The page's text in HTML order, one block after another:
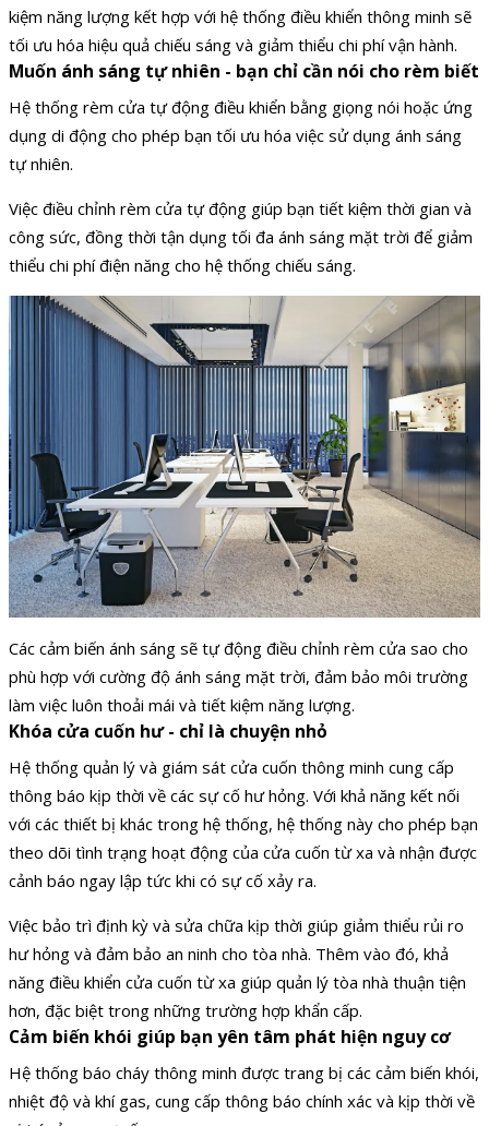
kiệm năng lượng kết hợp với hệ thống điều khiển thông minh sẽ
tối ưu hóa hiệu quả chiếu sáng và giảm thiểu chi phí vận hành.
Muốn ánh sáng tự nhiên - bạn chỉ cần nói cho rèm biết
Hệ thống rèm cửa tự động điều khiển bằng giọng nói hoặc ứng
dụng di động cho phép bạn tối ưu hóa việc sử dụng ánh sáng
tự nhiên.
Việc điều chỉnh rèm cửa tự động giúp bạn tiết kiệm thời gian và
công sức, đồng thời tận dụng tối đa ánh sáng mặt trời để giảm
thiểu chi phí điện năng cho hệ thống chiếu sáng.
Các cảm biến ánh sáng sẽ tự động điều chỉnh rèm cửa sao cho
phù hợp với cường độ ánh sáng mặt trời, đảm bảo môi trường
làm việc luôn thoải mái và tiết kiệm năng lượng.
Khóa cửa cuốn hư - chỉ là chuyện nhỏ
Hệ thống quản lý và giám sát cửa cuốn thông minh cung cấp
thông báo kịp thời về các sự cố hư hỏng. Với khả năng kết nối
với các thiết bị khác trong hệ thống, hệ thống này cho phép bạn
theo dõi tình trạng hoạt động của cửa cuốn từ xa và nhận được
cảnh báo ngay lập tức khi có sự cố xảy ra.
Việc bảo trì định kỳ và sửa chữa kịp thời giúp giảm thiểu rủi ro
hư hỏng và đảm bảo an ninh cho tòa nhà. Thêm vào đó, khả
năng điều khiển cửa cuốn từ xa giúp quản lý tòa nhà thuận tiện
hơn, đặc biệt trong những trường hợp khẩn cấp.
Cảm biến khói giúp bạn yên tâm phát hiện nguy cơ
Hệ thống báo cháy thông minh được trang bị các cảm biến khói,
nhiệt độ và khí gas, cung cấp thông báo chính xác và kịp thời về